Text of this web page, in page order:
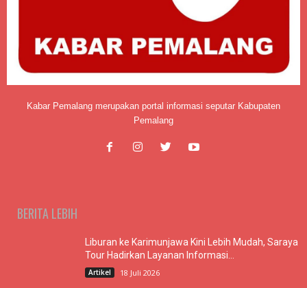
Kabar Pemalang merupakan portal informasi seputar Kabupaten
Pemalang
BERITA LEBIH
Liburan ke Karimunjawa Kini Lebih Mudah, Saraya
Tour Hadirkan Layanan Informasi...
Artikel 18 Juli 2026